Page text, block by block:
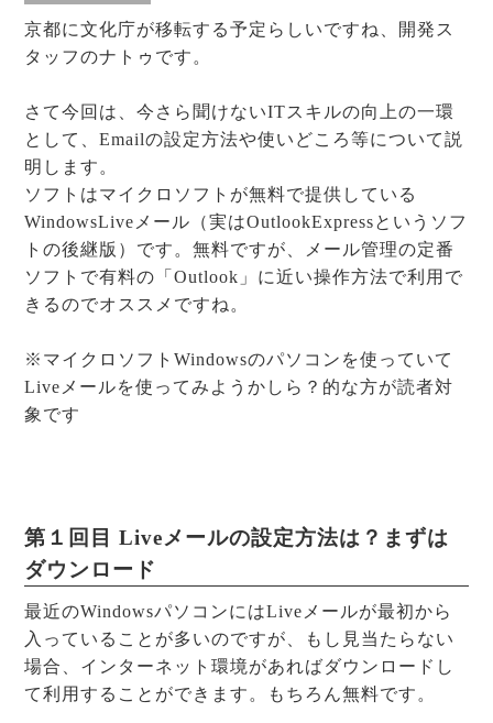
京都に文化庁が移転する予定らしいですね、開発ス
タッフのナトゥです。
さて今回は、今さら聞けないITスキルの向上の一環
として、Emailの設定方法や使いどころ等について説
明します。
ソフトはマイクロソフトが無料で提供している
WindowsLiveメール（実はOutlookExpressというソフ
トの後継版）です。無料ですが、メール管理の定番
ソフトで有料の「Outlook」に近い操作方法で利用で
きるのでオススメですね。
※マイクロソフトWindowsのパソコンを使っていて
Liveメールを使ってみようかしら？的な方が読者対
象です
第１回目 Liveメールの設定方法は？まずは
ダウンロード
最近のWindowsパソコンにはLiveメールが最初から
入っていることが多いのですが、もし見当たらない
場合、インターネット環境があればダウンロードし
て利用することができます。もちろん無料です。